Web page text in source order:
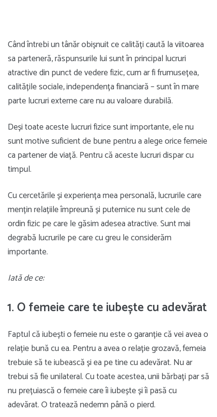
Când întrebi un tânăr obișnuit ce calități caută la viitoarea
sa parteneră, răspunsurile lui sunt în principal lucruri
atractive din punct de vedere fizic, cum ar fi frumusețea,
calitățile sociale, independența financiară – sunt în mare
parte lucruri externe care nu au valoare durabilă.
Deși toate aceste lucruri fizice sunt importante, ele nu
sunt motive suficient de bune pentru a alege orice femeie
ca partener de viață. Pentru că aceste lucruri dispar cu
timpul.
Cu cercetările și experiența mea personală, lucrurile care
mențin relațiile împreună și puternice nu sunt cele de
ordin fizic pe care le găsim adesea atractive. Sunt mai
degrabă lucrurile pe care cu greu le considerăm
importante.
Iată de ce:
1. O femeie care te iubește cu adevărat
Faptul că iubești o femeie nu este o garanție că vei avea o
relație bună cu ea. Pentru a avea o relație grozavă, femeia
trebuie să te iubească și ea pe tine cu adevărat. Nu ar
trebui să fie unilateral. Cu toate acestea, unii bărbați par să
nu prețuiască o femeie care îi iubește și îi pasă cu
adevărat. O tratează nedemn până o pierd.